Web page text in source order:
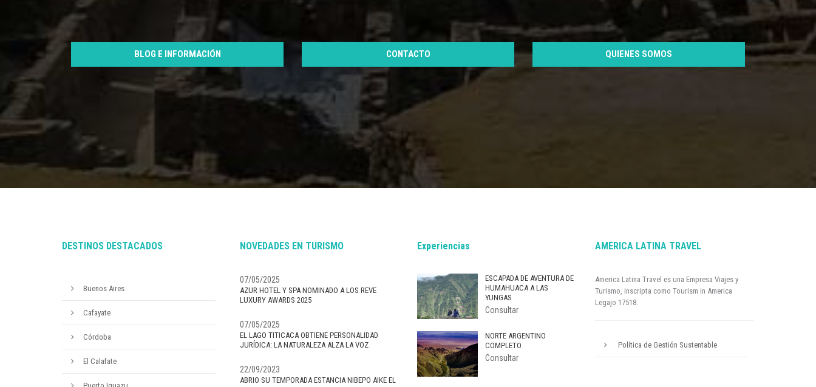
BLOG E INFORMACIÓN CONTACTO QUIENES SOMOS
DESTINOS DESTACADOS
Buenos Aires
Cafayate
Córdoba
El Calafate
NOVEDADES EN TURISMO
07/05/2025
AZUR HOTEL Y SPA NOMINADO A LOS REVE
LUXURY AWARDS 2025
07/05/2025
EL LAGO TITICACA OBTIENE PERSONALIDAD
JURÍDICA: LA NATURALEZA ALZA LA VOZ
22/09/2023
ABRIO SU TEMPORADA ESTANCIA NIBEPO AIKE EL
Experiencias
ESCAPADA DE AVENTURA DE
HUMAHUACA A LAS
YUNGAS
Consultar
NORTE ARGENTINO
COMPLETO
Consultar
AMERICA LATINA TRAVEL
America Latina Travel es una Empresa Viajes y
Turismo, inscripta como Tourism in America
Legajo 17518.
Política de Gestión Sustentable